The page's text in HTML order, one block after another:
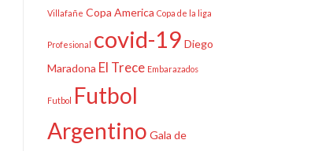
Villafañe Copa America Copa de la liga
Profesional covid-19 Diego
Maradona El Trece Embarazados
Futbol
Futbol
Argentino Gala de